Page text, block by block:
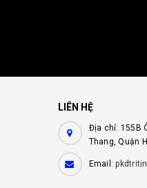
LIÊN HỆ
Địa chỉ: 155B
Thang, Quận
Email: